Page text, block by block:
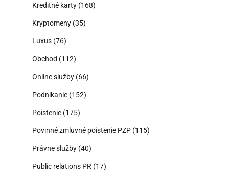
Kreditné karty (168)
Kryptomeny (35)
Luxus (76)
Obchod (112)
Online služby (66)
Podnikanie (152)
Poistenie (175)
Povinné zmluvné poistenie PZP (115)
Právne služby (40)
Public relations PR (17)